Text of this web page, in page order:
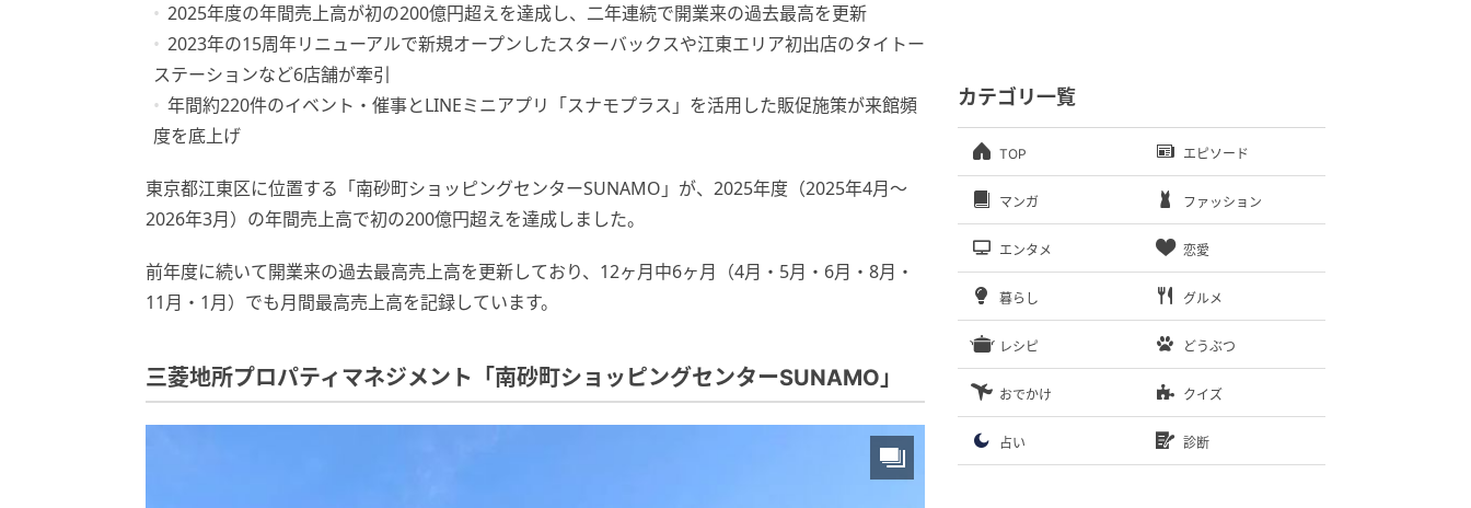
2025年度の年間売上高が初の200億円超えを達成し、二年連続で開業来の過去最高を更新
2023年の15周年リニューアルで新規オープンしたスターバックスや江東エリア初出店のタイトー
ステーションなど6店舗が牽引
年間約220件のイベント・催事とLINEミニアプリ「スナモプラス」を活用した販促施策が来館頻
度を底上げ
東京都江東区に位置する「南砂町ショッピングセンターSUNAMO」が、2025年度（2025年4月〜
2026年3月）の年間売上高で初の200億円超えを達成しました。
前年度に続いて開業来の過去最高売上高を更新しており、12ヶ月中6ヶ月（4月・5月・6月・8月・
11月・1月）でも月間最高売上高を記録しています。
三菱地所プロパティマネジメント「南砂町ショッピングセンターSUNAMO」
カテゴリ一覧
TOP エピソード
マンガ ファッション
エンタメ 恋愛
暮らし グルメ
レシピ どうぶつ
おでかけ クイズ
占い 診断